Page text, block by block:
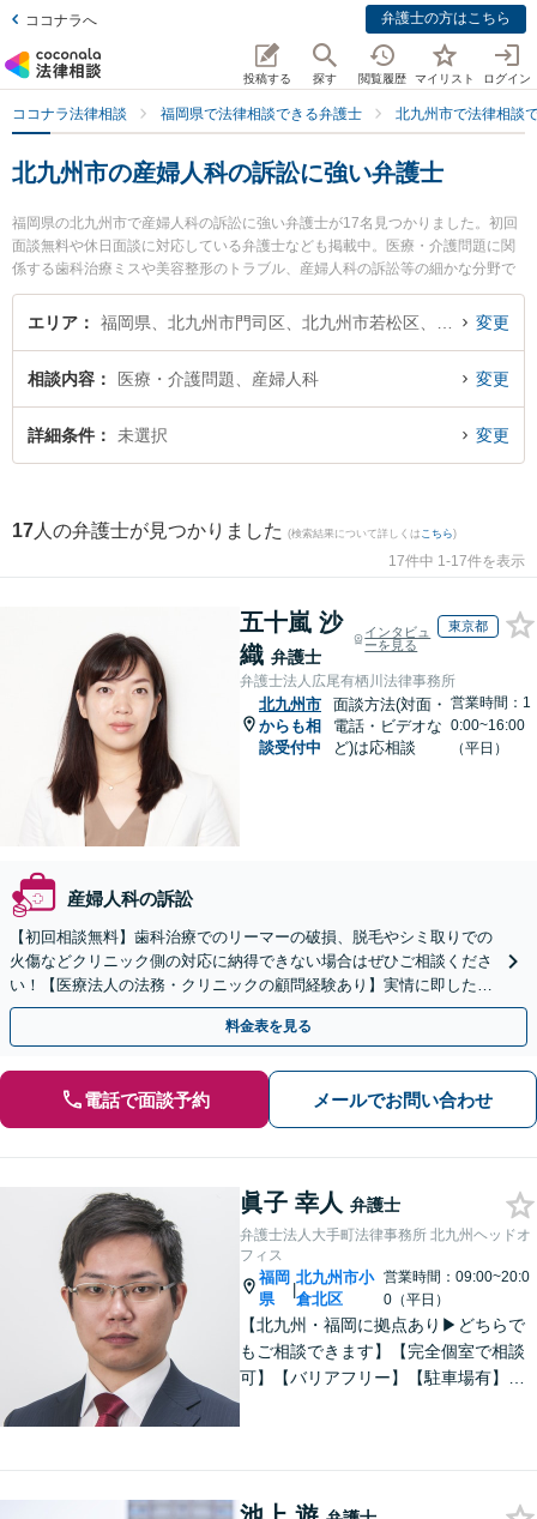
ココナラへ 弁護士の方はこちら
投稿する 探す 閲覧履歴 マイリスト ログイン
ココナラ法律相談 福岡県で法律相談できる弁護士 北九州市で法律相談
北九州市の産婦人科の訴訟に強い弁護士
福岡県の北九州市で産婦人科の訴訟に強い弁護士が17名見つかりました。初回
面談無料や休日面談に対応している弁護士なども掲載中。医療・介護問題に関
係する歯科治療ミスや美容整形のトラブル、産婦人科の訴訟等の細かな分野で
の絞り込み検索もでき便利です。特に弁護士法人大手町法律事務所 北九州ヘッ
ドオフィスの眞子 幸人弁護士や北九州第一法律事務所の池上 遊弁護士、ネクス
婦人科の訴訟のトラブルを今すぐに弁護士に相談したい』『産婦人科の訴訟の
トラブル解決の実績豊富な近くの弁護士を検索したい』『初回相談無料で産婦
人科の訴訟を法律相談できる北九州市内の弁護士に相談予約したい』などでお
エリア 変更
相談内容 医療・介護問題、産婦人科 変更
詳細条件 未選択 変更
17 人の弁護士が見つかりました (検索結果について詳しくは こちら)
17件中 1-17件を表示
五十嵐 沙
織 弁護士
インタビュ
ーを見る
東京都
弁護士法人広尾有栖川法律事務所
北九州市
からも相
談受付中
面談方法(対面・
電話・ビデオな
ど)は応相談
営業時間：1
0:00~16:00
（平日）
産婦人科の訴訟
【初回相談無料】歯科治療でのリーマーの破損、脱毛やシミ取りでの
火傷などクリニック側の対応に納得できない場合はぜひご相談くださ
い！【医療法人の法務・クリニックの顧問経験あり】実情に即したア
ドバイスで、納得のできるトラブルの解決を目指します。
料金表を見る
電話で面談予約 メールでお問い合わせ
眞子 幸人 弁護士
弁護士法人大手町法律事務所 北九州ヘッドオ
フィス
福岡
県
|
北九州市小
倉北区
営業時間：09:00~20:0
0（平日）
【北九州・福岡に拠点あり▶どちらで
もご相談できます】【完全個室で相談
可】【バリアフリー】【駐車場有】法
い。